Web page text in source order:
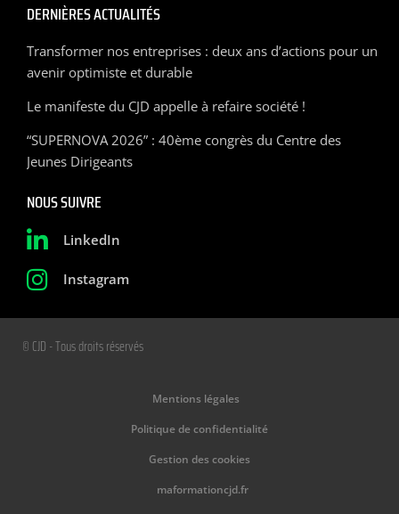
DERNIÈRES ACTUALITÉS
Transformer nos entreprises : deux ans d’actions pour un
avenir optimiste et durable
Le manifeste du CJD appelle à refaire société !
“SUPERNOVA 2026” : 40ème congrès du Centre des
Jeunes Dirigeants
NOUS SUIVRE
LinkedIn
Instagram
© CJD - Tous droits réservés
Mentions légales
Politique de confidentialité
Gestion des cookies
maformationcjd.fr